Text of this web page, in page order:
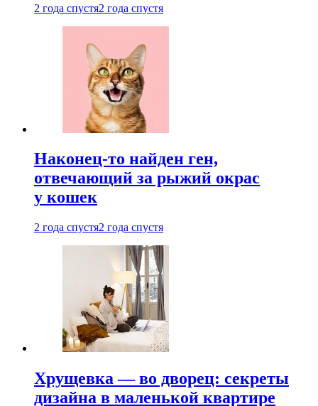
2 года спустя2 года спустя
Наконец-то найден ген,
отвечающий за рыжий окрас
у кошек
2 года спустя2 года спустя
Хрущевка — во дворец: секреты
дизайна в маленькой квартире